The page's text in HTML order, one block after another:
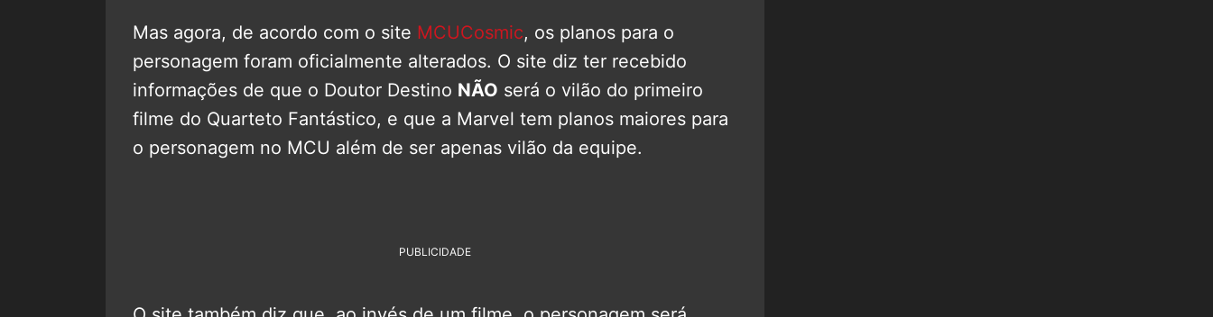
Mas agora, de acordo com o site MCUCosmic, os planos para o
personagem foram oficialmente alterados. O site diz ter recebido
informações de que o Doutor Destino NÃO será o vilão do primeiro
filme do Quarteto Fantástico, e que a Marvel tem planos maiores para
o personagem no MCU além de ser apenas vilão da equipe.
PUBLICIDADE